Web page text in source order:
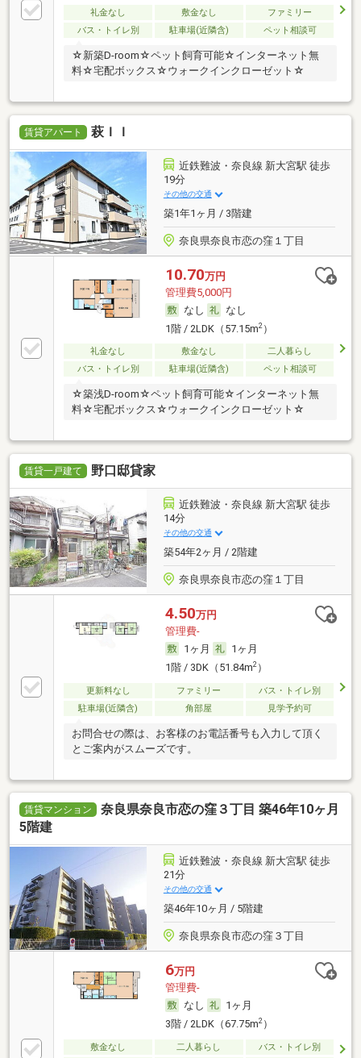
礼金なし 敷金なし
ファミリー
バス・トイレ別
駐車場(近隣含) ペット相談可
☆新築D-room☆ペット飼育可能☆インターネット無
料☆宅配ボックス☆ウォークインクローゼット☆
賃貸アパート 萩ＩＩ
近鉄難波・奈良線 新大宮駅 徒歩
19分
その他の交通
築1年1ヶ月 / 3階建
奈良県奈良市恋の窪１丁目
10.70万円
管理費5,000円
なし
なし
1階 / 2LDK（57.15m2）
礼金なし 敷金なし
二人暮らし
バス・トイレ別
駐車場(近隣含) ペット相談可
☆築浅D-room☆ペット飼育可能☆インターネット無
料☆宅配ボックス☆ウォークインクローゼット☆
賃貸一戸建て 野口邸貸家
近鉄難波・奈良線 新大宮駅 徒歩
14分
その他の交通
築54年2ヶ月 / 2階建
奈良県奈良市恋の窪１丁目
4.50万円
管理費-
1ヶ月
1ヶ月
1階 / 3DK（51.84m2）
更新料なし ファミリー
バス・トイレ別
駐車場(近隣含)
角部屋 見学予約可
お問合せの際は、お客様のお電話番号も入力して頂く
とご案内がスムーズです。
賃貸マンション
奈良県奈良市恋の窪３丁目 築46年10ヶ月
5階建
近鉄難波・奈良線 新大宮駅 徒歩
21分
その他の交通
築46年10ヶ月 / 5階建
奈良県奈良市恋の窪３丁目
6万円
管理費-
なし
1ヶ月
3階 / 2LDK（67.75m2）
敷金なし 二人暮らし バス・トイレ別